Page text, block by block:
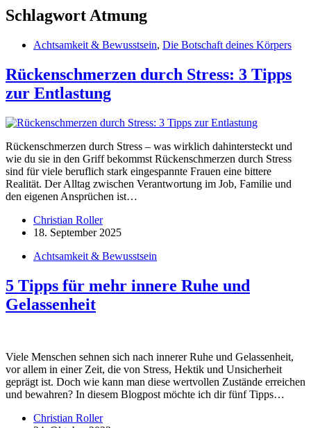
Schlagwort Atmung
Achtsamkeit & Bewusstsein, Die Botschaft deines Körpers
Rückenschmerzen durch Stress: 3 Tipps
zur Entlastung
Rückenschmerzen durch Stress – was wirklich dahintersteckt und
wie du sie in den Griff bekommst Rückenschmerzen durch Stress
sind für viele beruflich stark eingespannte Frauen eine bittere
Realität. Der Alltag zwischen Verantwortung im Job, Familie und
den eigenen Ansprüchen ist…
Christian Roller
18. September 2025
Achtsamkeit & Bewusstsein
5 Tipps für mehr innere Ruhe und
Gelassenheit
Viele Menschen sehnen sich nach innerer Ruhe und Gelassenheit,
vor allem in einer Zeit, die von Stress, Hektik und Unsicherheit
geprägt ist. Doch wie kann man diese wertvollen Zustände erreichen
und bewahren? In diesem Blogpost möchte ich dir fünf Tipps…
Christian Roller